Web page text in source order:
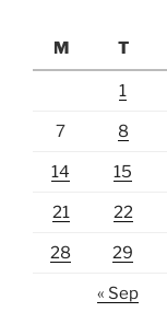
M
T
1
7 8
14 15
21 22
28 29
« Sep